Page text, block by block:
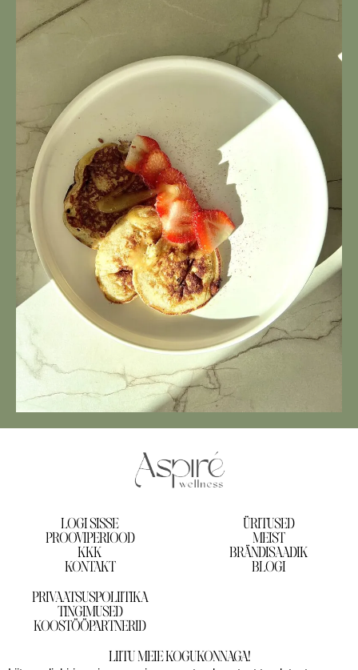
LOGI SISSE
PROOVIPERIOOD
KKK
KONTAKT
ÜRITUSED
MEIST
BRÄNDISAADIK
BLOGI
PRIVAATSUSPOLIITIKA
TINGIMUSED
KOOSTÖÖPARTNERID
LIITU MEIE KOGUKONNAGA!